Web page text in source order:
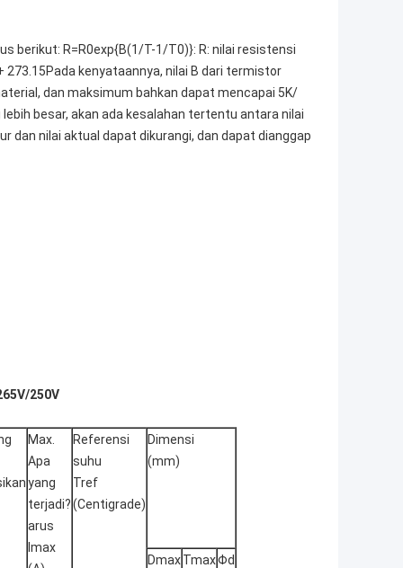
berikut: R=R0exp{B(1/T-1/T0)}: R: nilai resistensi
273.15Pada kenyataannya, nilai B dari termistor
dan maksimum bahkan dapat mencapai 5K/
besar, akan ada kesalahan tertentu antara nilai
dan nilai aktual dapat dikurangi, dan dapat dianggap
250V
Max.
Apa
yang
terjadi?
arus
Imax
Referensi
suhu
Tref
(Centigrade)
Dimensi
(mm)
DmaxTmaxΦd